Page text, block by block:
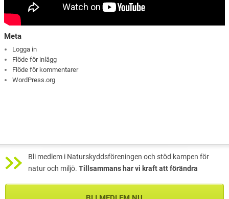
Meta
Logga in
Flöde för inlägg
Flöde för kommentarer
WordPress.org
Bli medlem i Naturskyddsföreningen och stöd kampen för
natur och miljö. Tillsammans har vi kraft att förändra